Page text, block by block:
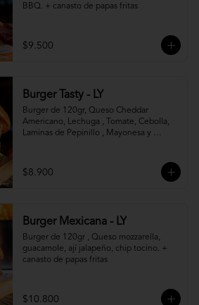
BBQ. + canasto de papas fritas
$9.500
Burger Tasty - LY
Burger de 120gr, Queso Cheddar
Americano, Lechuga , Tomate, Cebolla,
Laminas de Pepinillo , Mayonesa y
$8.900
Burger Mexicana - LY
Burger de 120gr , Queso mozzarella,
guacamole, ají jalapeño, chip tocino. +
canasto de papas fritas
$10.800